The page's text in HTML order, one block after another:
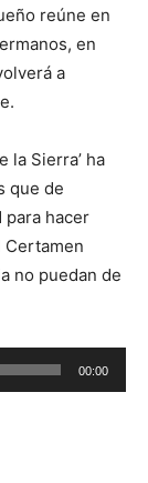
reúne en
en
a
la Sierra’ ha
que de
para hacer
Certamen
no puedan de
00:00